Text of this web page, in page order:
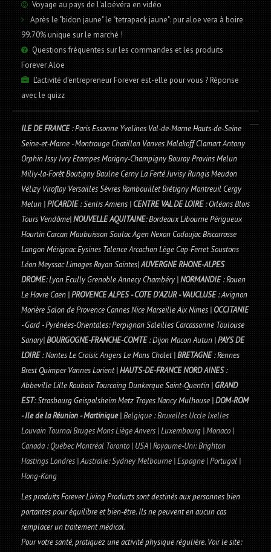
Voyage au pays de l'aloévéra en vidéo
Après le "bidon jaune" le "tetrapack jaune": pur aloe vera à boire
99.70% unique sur le marché !
Questions fréquentes sur les commandes et les produits
Forever Aloe
L'activité d'entrepreneur Forever est-elle pour vous ? Réponse
avec le quizz
ILE DE FRANCE: Paris Essonne Yvelines Val-de-Marne Hauts-de-Seine
Seine-et-Marne - Montrouge Chatillon Vanves Malakoff Clamart Antony
Orphin Issy Ivry Etampes Morigny-Champigny Bouray Provins Melun
Milly-la-Forêt Boutigny Baulne Cerny La Ferté Juvisy Rungis Meudon
Vélizy Viroflay Versailles Sèvres Rambouillet Brétigny Montreuil Cergy
Melun |PICARDIE: Senlis Amiens |CENTRE VAL DE LOIRE: Orléans Blois
Tours Vendôme|NOUVELLE AQUITAINE: Bordeaux Libourne Périgueux
Hourtin Carcan Maubuisson Soulac Agen Nexon Cadaujac Biscarrosse
Langon Mérignac Eysines Talence Arcachon Lège Cap-Ferret Soustons
Léon Meyssac Limoges Royan Saintes|AUVERGNE RHONE-ALPES
DROME: Lyon Ecully Grenoble Annecy Chambéry |NORMANDIE: Rouen
Le Havre Caen |PROVENCE ALPES - COTE D'AZUR - VAUCLUSE: Avignon
Morière Salon de Provence Cannes Nice Marseille Aix Nimes |OCCITANIE
- Gard - Pyrénées-Orientales: Perpignan Saleilles Carcassonne Toulouse
Sanary|BOURGOGNE-FRANCHE-COMTE: Dijon Macon Autun |PAYS DE
LOIRE: Nantes Le Croisic Angers Le Mans Cholet |BRETAGNE: Rennes
Brest Quimper Vannes Lorient |HAUTS-DE-FRANCE NORD AINES:
Abbeville Lille Roubaix Tourcoing Dunkerque Saint-Quentin |GRAND
EST: Strasbourg Geispolsheim Metz Troyes Nancy Mulhouse |DOM-ROM
- Ile de la Réunion - Martinique|Belgique : Bruxelles Uccle Ixelles
Louvain Tournai Bruges Mons Liège Anvers | Luxembourg | Monaco |
Canada : Québec Montréal Toronto | USA | Royaume-Uni: Brighton
Hastings Londres | Australie: Sydney Melbourne | Espagne | Portugal |
Hong-Kong
Les produits Forever Living Products sont destinés aux personnes bien
portantes pour équilibre et bien-être. Ils ne peuvent en aucun cas
remplacer un traitement médical.
Pour votre santé, pratiquez une activité physique régulière. Voir le site: